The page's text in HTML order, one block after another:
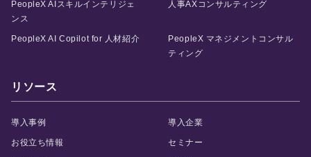
PeopleX AIスキルインテリジェ
ンス
人事AXコンサルティング
PeopleX AI Copilot for 人材紹介
PeopleX マネジメントコンサル
ティング
リソース
導入事例 導入企業
お役立ち情報 セミナー